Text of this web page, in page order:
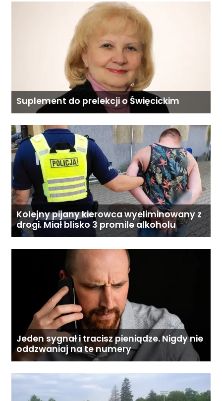
Suplement do prelekcji o Święcickim
Kolejny pijany kierowca wyeliminowany z
drogi. Miał blisko 3 promile alkoholu
Jeden sygnał i tracisz pieniądze. Nigdy nie
oddzwaniaj na te numery